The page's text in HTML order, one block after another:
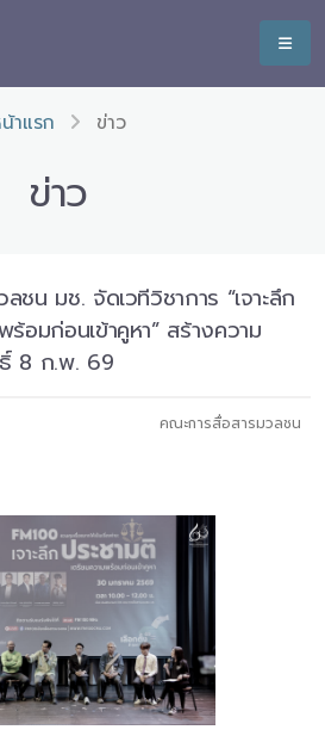
าแรก ข่าว
ข่าว
ชน มช. จัดเวทีวิชาการ “เจาะลึก
ร้อมก่อนเข้าคูหา” สร้างความ
8 ก.พ. 69
คณะการสื่อสารมวลชน